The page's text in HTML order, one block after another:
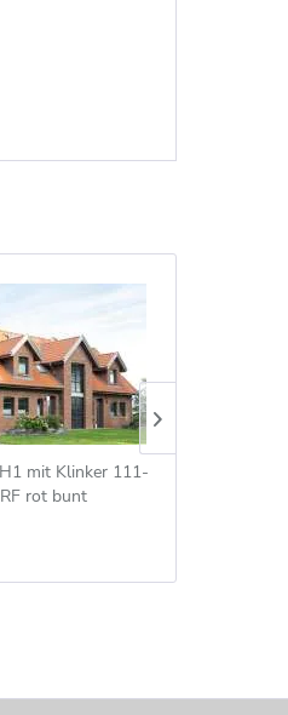
mit Klinker 111-
rot bunt